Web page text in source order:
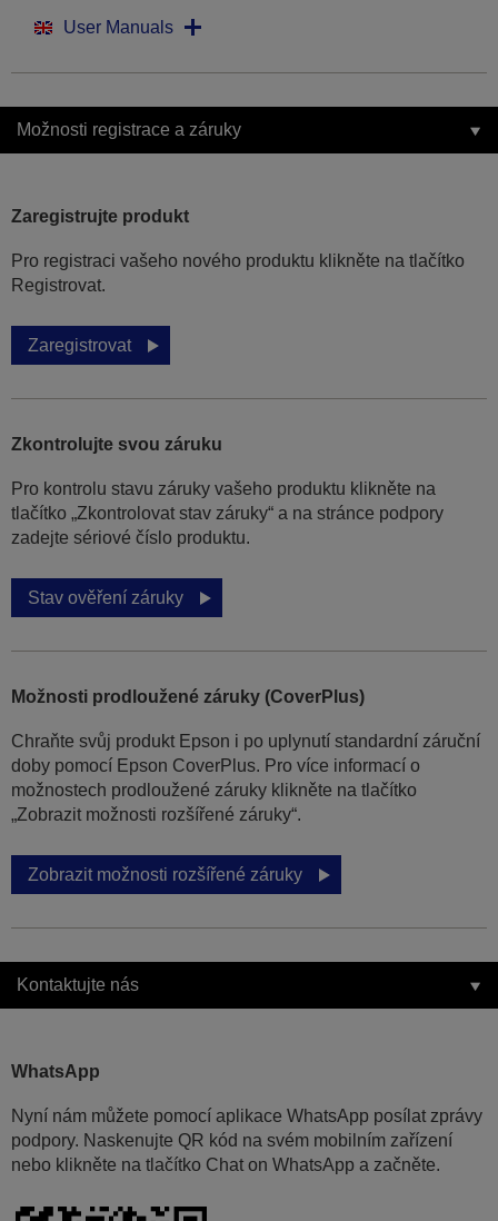
User Manuals
Možnosti registrace a záruky
Zaregistrujte produkt
Pro registraci vašeho nového produktu klikněte na tlačítko
Registrovat.
Zaregistrovat
Zkontrolujte svou záruku
Pro kontrolu stavu záruky vašeho produktu klikněte na
tlačítko „Zkontrolovat stav záruky“ a na stránce podpory
zadejte sériové číslo produktu.
Stav ověření záruky
Možnosti prodloužené záruky (CoverPlus)
Chraňte svůj produkt Epson i po uplynutí standardní záruční
doby pomocí Epson CoverPlus. Pro více informací o
možnostech prodloužené záruky klikněte na tlačítko
„Zobrazit možnosti rozšířené záruky“.
Zobrazit možnosti rozšířené záruky
Kontaktujte nás
WhatsApp
Nyní nám můžete pomocí aplikace WhatsApp posílat zprávy
podpory. Naskenujte QR kód na svém mobilním zařízení
nebo klikněte na tlačítko Chat on WhatsApp a začněte.